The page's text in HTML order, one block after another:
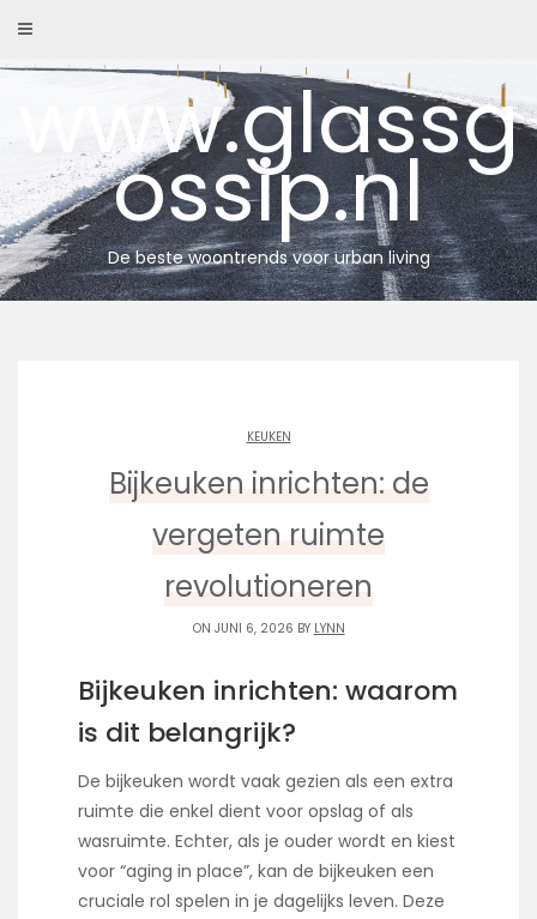
content
www.glassg
ossip.nl
De beste woontrends voor urban living
KEUKEN
Bijkeuken inrichten: de
vergeten ruimte
revolutioneren
ON JUNI 6, 2026 BY LYNN
Bijkeuken inrichten: waarom
is dit belangrijk?
De bijkeuken wordt vaak gezien als een extra
ruimte die enkel dient voor opslag of als
wasruimte. Echter, als je ouder wordt en kiest
voor “aging in place”, kan de bijkeuken een
cruciale rol spelen in je dagelijks leven. Deze